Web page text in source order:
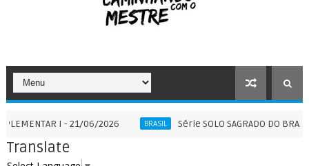
I - 21/06/2026 BRASIL Série SOLO SAGRADO DO BRASIL
Translate